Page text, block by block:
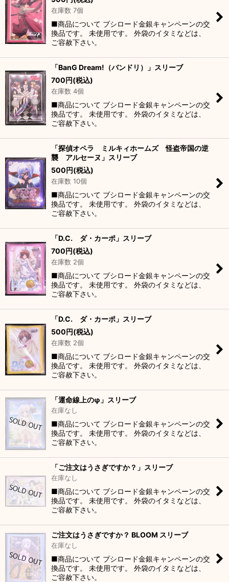
在庫数 7個
■商品について ブシロード金銀キャンペーンの交
換品です。 未使用です。 外袋のイタミなどは、
ご容赦下さい。
「BanG Dream!（バンドリ）」スリーブ
700円(税込)
在庫数 4個
■商品について ブシロード金銀キャンペーンの交
換品です。 未使用です。 外袋のイタミなどは、
ご容赦下さい。
「探偵オペラ ミルキィホームズ 怪盗帝国の逆
襲 アルセーヌ」スリーブ
500円(税込)
在庫数 10個
■商品について ブシロード金銀キャンペーンの交
換品です。 未使用です。 外袋のイタミなどは、
ご容赦下さい。
「D.C. ダ・カーポ」スリーブ
700円(税込)
在庫数 2個
■商品について ブシロード金銀キャンペーンの交
換品です。 未使用です。 外袋のイタミなどは、
ご容赦下さい。
「D.C. ダ・カーポ」スリーブ
500円(税込)
在庫数 2個
■商品について ブシロード金銀キャンペーンの交
換品です。 未使用です。 外袋のイタミなどは、
ご容赦下さい。
「運命線上のφ」スリーブ
在庫なし
■商品について ブシロード金銀キャンペーンの交
換品です。 未使用です。 外袋のイタミなどは、
ご容赦下さい。
「ご注文はうさぎですか？」スリーブ
在庫なし
■商品について ブシロード金銀キャンペーンの交
換品です。 未使用です。 外袋のイタミなどは、
ご容赦下さい。
ご注文はうさぎですか？ BLOOM スリーブ
在庫なし
■商品について ブシロード金銀キャンペーンの交
換品です。 未使用です。 外袋のイタミなどは、
ご容赦下さい。